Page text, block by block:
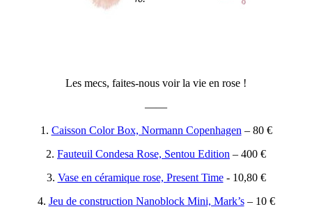
Les mecs, faites-nous voir la vie en rose !
——
1. Caisson Color Box, Normann Copenhagen– 80 €
2. Fauteuil Condesa Rose, Sentou Edition – 400 €
3. Vase en céramique rose, Present Time- 10,80 €
4. Jeu de construction Nanoblock Mini, Mark’s– 10 €